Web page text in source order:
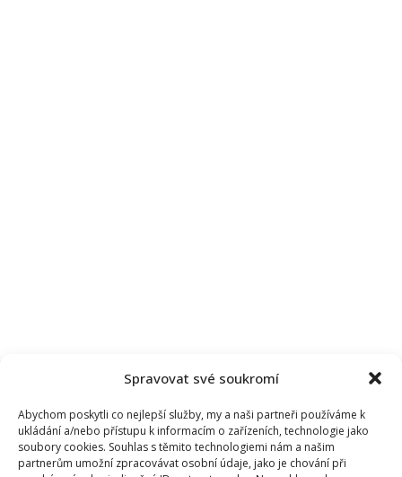
Spravovat své soukromí
Abychom poskytli co nejlepší služby, my a naši partneři používáme k
ukládání a/nebo přístupu k informacím o zařízeních, technologie jako
soubory cookies. Souhlas s těmito technologiemi nám a našim
partnerům umožní zpracovávat osobní údaje, jako je chování při